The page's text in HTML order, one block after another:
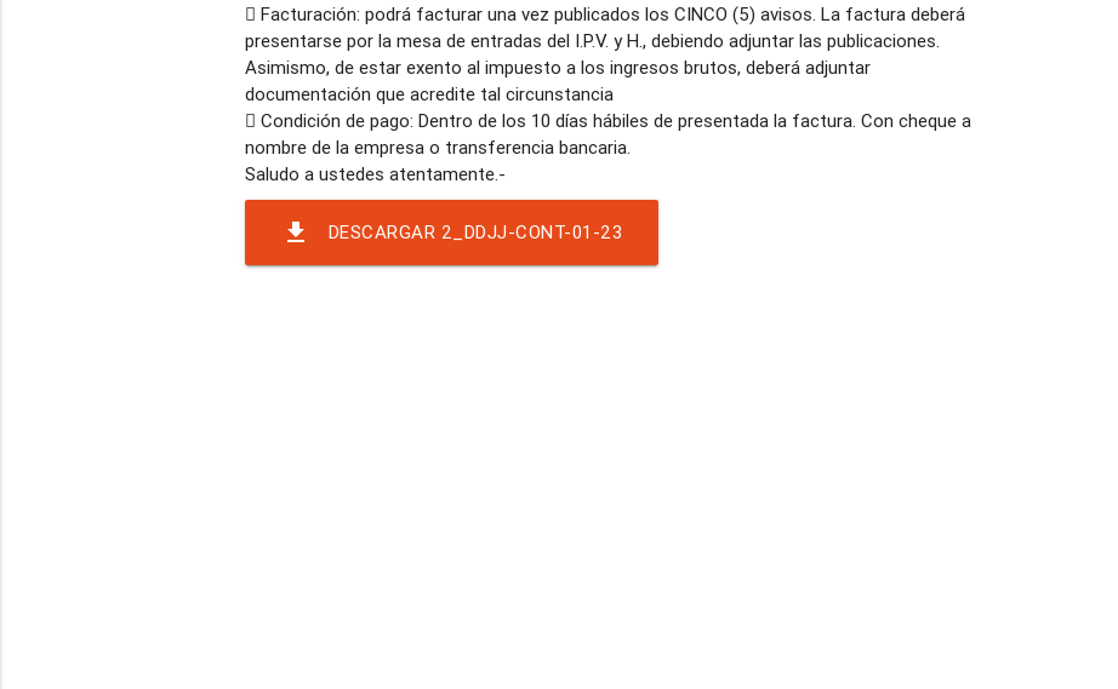
 Facturación: podrá facturar una vez publicados los CINCO (5) avisos. La factura deberá
presentarse por la mesa de entradas del I.P.V. y H., debiendo adjuntar las publicaciones.
Asimismo, de estar exento al impuesto a los ingresos brutos, deberá adjuntar
documentación que acredite tal circunstancia
 Condición de pago: Dentro de los 10 días hábiles de presentada la factura. Con cheque a
nombre de la empresa o transferencia bancaria.
file_download DESCARGAR 2_DDJJ-CONT-01-23